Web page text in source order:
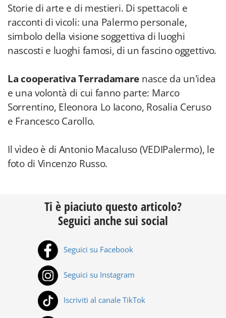
Storie di arte e di mestieri. Di spettacoli e
racconti di vicoli: una Palermo personale,
simbolo della visione soggettiva di luoghi
nascosti e luoghi famosi, di un fascino oggettivo.
La cooperativa Terradamare nasce da un'idea
e una volontà di cui fanno parte: Marco
Sorrentino, Eleonora Lo Iacono, Rosalia Ceruso
e Francesco Carollo.
Il vìdeo è di Antonio Macaluso (VEDIPalermo), le
foto di Vincenzo Russo.
Ti è piaciuto questo articolo?
Seguici anche sui social
Seguici su Facebook
Seguici su Instagram
Iscriviti al canale TikTok